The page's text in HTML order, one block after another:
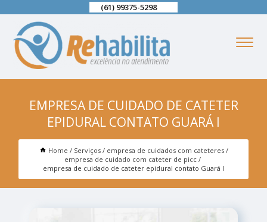
(61) 99375-5298
EMPRESA DE CUIDADO DE CATETER
EPIDURAL CONTATO GUARÁ I
Home Serviços
empresa de cuidados com cateteres
empresa de cuidado com cateter de picc
empresa de cuidado de cateter epidural contato Guará I